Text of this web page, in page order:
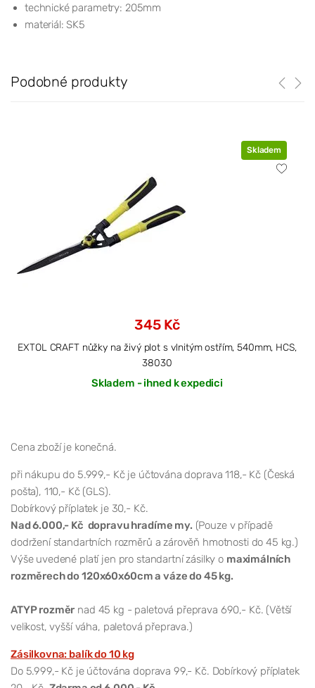
technické parametry: 205mm
materiál: SK5
Podobné produkty
Skladem
345 Kč
EXTOL CRAFT nůžky na živý plot s vlnitým ostřím, 540mm, HCS,
38030
Skladem - ihned k expedici
Cena zboží je konečná.
při nákupu do 5.999,- Kč je účtována doprava 118,- Kč (Česká
pošta), 110,- Kč (GLS).
Dobírkový příplatek je 30,- Kč.
Nad 6.000,- Kč dopravu hradíme my. (Pouze v případě
dodržení standartních rozměrů a zárověň hmotnosti do 45 kg.)
Výše uvedené platí jen pro standartní zásilky o maximálních
rozměrech do 120x60x60cm a váze do 45 kg.
ATYP rozměr nad 45 kg - paletová přeprava 690,- Kč. (Větší
velikost, vyšší váha, paletová přeprava.)
Zásilkovna: balík do 10 kg
Do 5.999,- Kč je účtována doprava 99,- Kč. Dobírkový příplatek